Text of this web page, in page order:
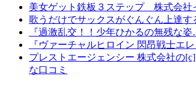
美女ゲット鉄板３ステップ 株式会社
歌うだけでサックスがぐんぐん上達
『過激乱交！！少年ひかるの無残な
『ヴァーチャルヒロイン 閃昂戦士エ
プレストエージェンシー 株式会社の
な口コミ